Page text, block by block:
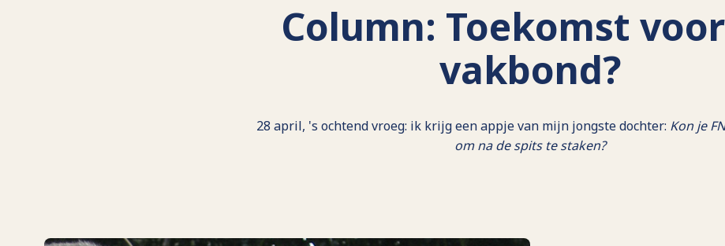
Column: Toekomst
vakbond?
28 april, 's ochtend vroeg: ik krijg een appje van mijn jongste dochter: Kon je
om na de spits te staken?